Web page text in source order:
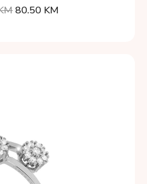
80.50 KM